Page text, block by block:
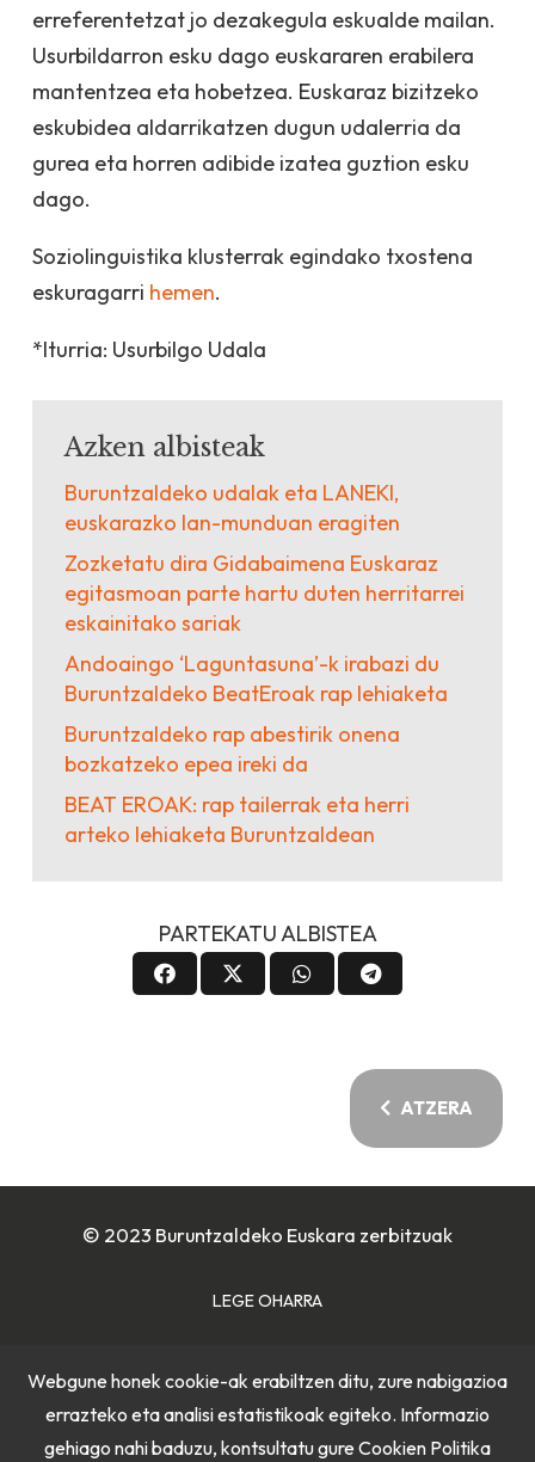
erreferentetzat jo dezakegula eskualde mailan.
Usurbildarron esku dago euskararen erabilera
mantentzea eta hobetzea. Euskaraz bizitzeko
eskubidea aldarrikatzen dugun udalerria da
gurea eta horren adibide izatea guztion esku
dago.
Soziolinguistika klusterrak egindako txostena
eskuragarri hemen.
*Iturria: Usurbilgo Udala
Azken albisteak
Buruntzaldeko udalak eta LANEKI,
euskarazko lan-munduan eragiten
Zozketatu dira Gidabaimena Euskaraz
egitasmoan parte hartu duten herritarrei
eskainitako sariak
Andoaingo ‘Laguntasuna’-k irabazi du
Buruntzaldeko BeatEroak rap lehiaketa
Buruntzaldeko rap abestirik onena
bozkatzeko epea ireki da
BEAT EROAK: rap tailerrak eta herri
arteko lehiaketa Buruntzaldean
PARTEKATU ALBISTEA
ATZERA
© 2023 Buruntzaldeko Euskara zerbitzuak
LEGE OHARRA
PRIBATUTASUN POLITIKA
Webgune honek cookie-ak erabiltzen ditu, zure nabigazioa
errazteko eta analisi estatistikoak egiteko. Informazio
gehiago nahi baduzu, kontsultatu gure Cookien Politika